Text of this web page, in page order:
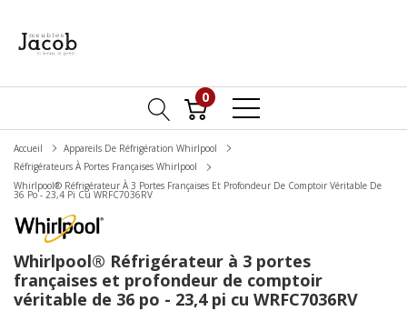
0
Accueil
Appareils De Réfrigération Whirlpool
Réfrigérateurs À Portes Françaises Whirlpool
Whirlpool® Réfrigérateur À 3 Portes Françaises Et Profondeur De Comptoir Véritable De
36 Po - 23,4 Pi Cu WRFC7036RV
Whirlpool® Réfrigérateur à 3 portes
françaises et profondeur de comptoir
véritable de 36 po - 23,4 pi cu WRFC7036RV